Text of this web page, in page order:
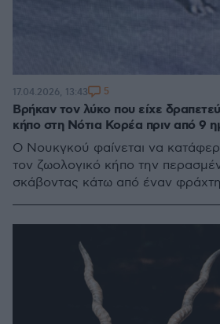
Βρήκαν τον λύκο που είχε
κήπο στη Νότια Κορέα πριν από 9
Ο Νουκγκού φαίνεται να
τον ζωολογικό κήπο την
σκάβοντας κάτω από έναν φράχτη
17.04.2026, 13:43 5